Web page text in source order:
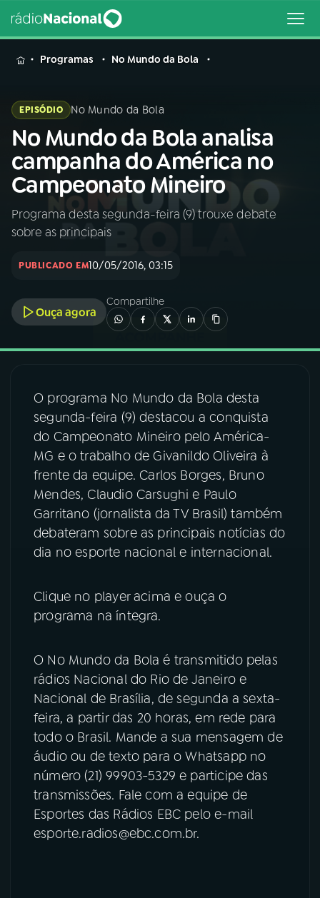
MENU
Buscar
na
Rádio
Nacional
Buscar
AO VIVO
INÍCIO
A RÁDIO
03PROGRAMAÇÃO
04PROGRAMAS
PODCASTS
06VIDEOCASTS
08 FESTIVAL DE MÚSICA
YouTube Facebook
Instagram X
TikTok
Programas No Mundo da Bola
EPISÓDIO No Mundo da Bola
No Mundo da Bola analisa
campanha do América no
Campeonato Mineiro
Programa desta segunda-feira (9) trouxe debate
sobre as principais
PUBLICADO EM10/05/2016, 03:15
Ouça agora
Compartilhe
O programa No Mundo da Bola desta
segunda-feira (9) destacou a conquista
do Campeonato Mineiro pelo América-
MG e o trabalho de Givanildo Oliveira à
frente da equipe. Carlos Borges, Bruno
Mendes, Claudio Carsughi e Paulo
Garritano (jornalista da TV Brasil) também
debateram sobre as principais notícias do
dia no esporte nacional e internacional.
Clique no player acima e ouça o
programa na íntegra.
O No Mundo da Bola é transmitido pelas
rádios Nacional do Rio de Janeiro e
Nacional de Brasília, de segunda a sexta-
feira, a partir das 20 horas, em rede para
todo o Brasil. Mande a sua mensagem de
áudio ou de texto para o Whatsapp no
número (21) 99903-5329 e participe das
transmissões. Fale com a equipe de
Esportes das Rádios EBC pelo e-mail
esporte.radios@ebc.com.br.